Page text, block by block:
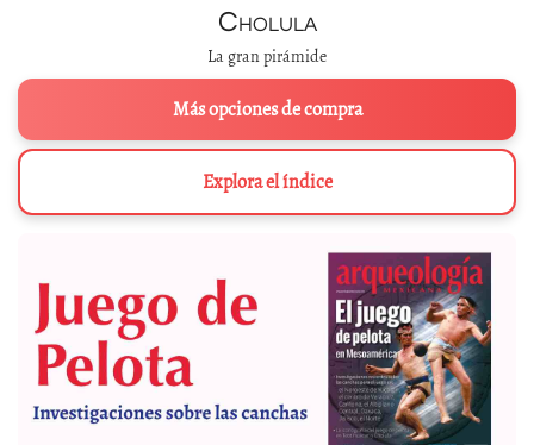
Cholula
La gran pirámide
Más opciones de compra
Explora el índice